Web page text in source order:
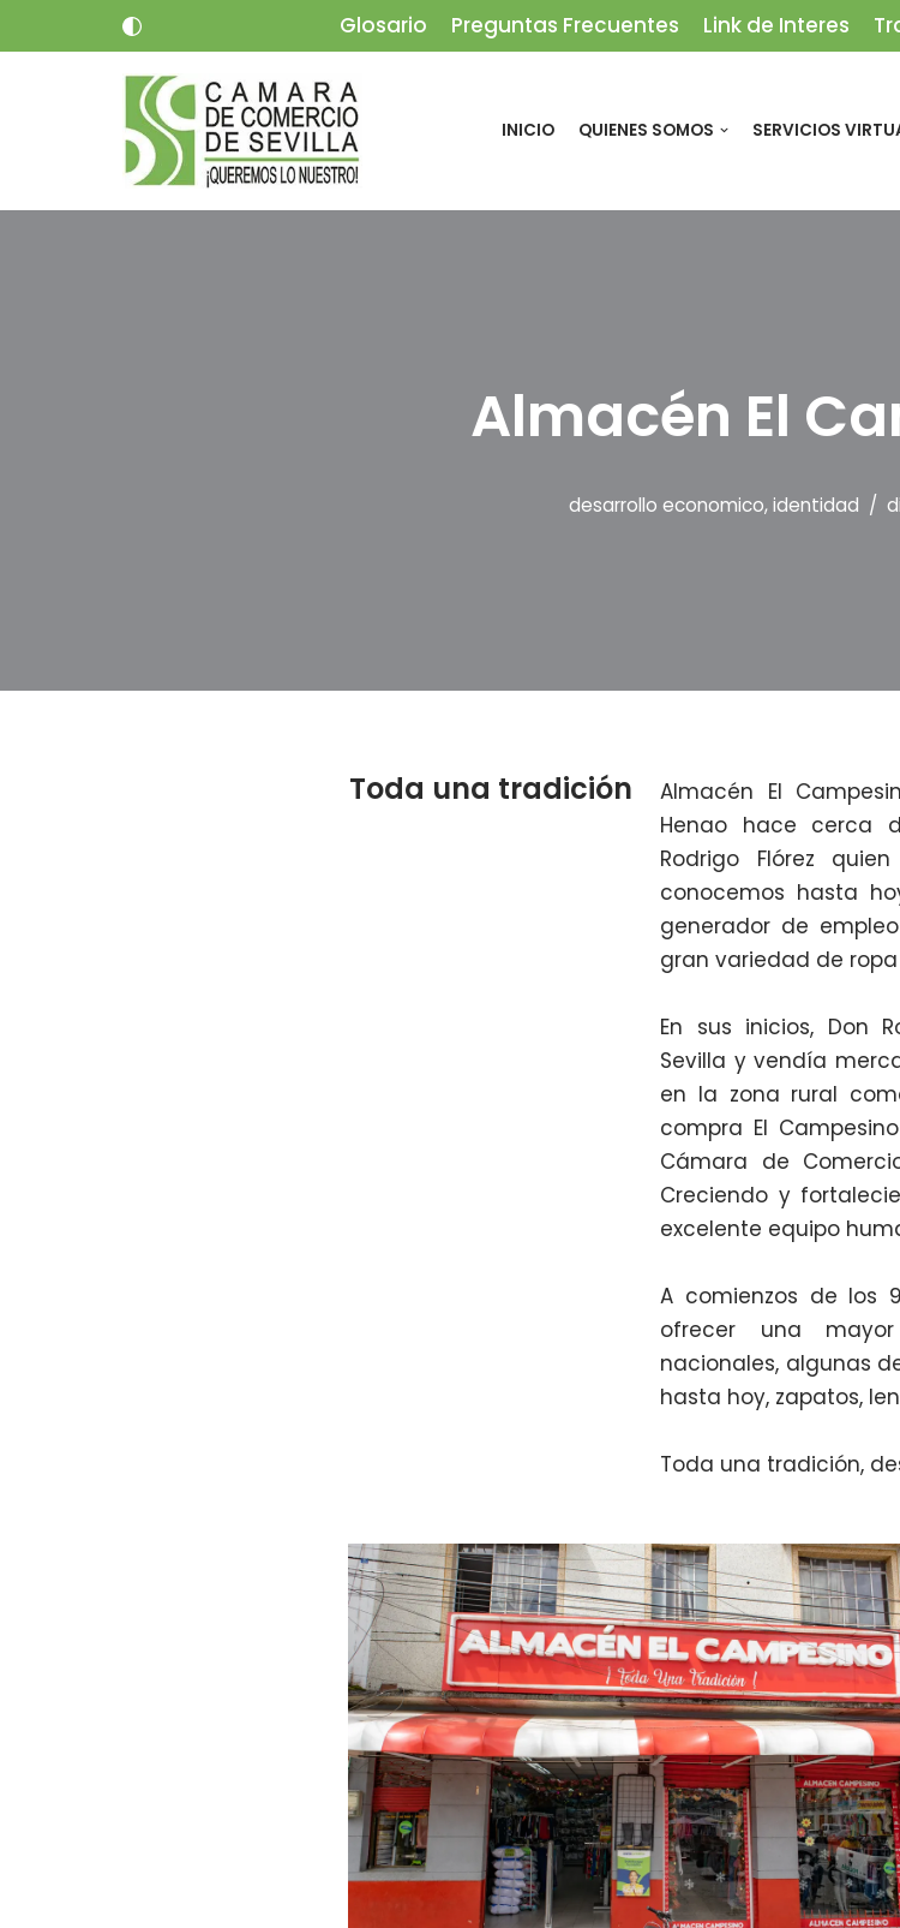
Glosario Preguntas Frecuentes Link de Interes
INICIO QUIENES SOMOS SERVICIOS
Almacén El
desarrollo economico,identidad
Toda una tradición
Almacén El
Henao hace cerca
Rodrigo Flórez
conocemos hasta
generador de
gran variedad de
En sus inicios, Don
Sevilla y vendía
en la zona rural
compra El
Cámara de
Creciendo y
excelente equipo
A comienzos de los
ofrecer una
nacionales, algunas
hasta hoy, zapatos,
Toda una tradición,